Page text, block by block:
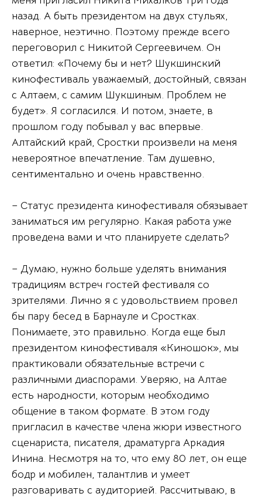
назад. А быть президентом на двух стульях,
наверное, неэтично. Поэтому прежде всего
переговорил с Никитой Сергеевичем. Он
ответил: «Почему бы и нет? Шукшинский
кинофестиваль уважаемый, достойный, связан
с Алтаем, с самим Шукшиным. Проблем не
будет». Я согласился. И потом, знаете, в
прошлом году побывал у вас впервые.
Алтайский край, Сростки произвели на меня
невероятное впечатление. Там душевно,
сентиментально и очень нравственно.
– Статус президента кинофестиваля обязывает
заниматься им регулярно. Какая работа уже
проведена вами и что планируете сделать?
– Думаю, нужно больше уделять внимания
традициям встреч гостей фестиваля со
зрителями. Лично я с удовольствием провел
бы пару бесед в Барнауле и Сростках.
Понимаете, это правильно. Когда еще был
президентом кинофестиваля «Киношок», мы
практиковали обязательные встречи с
различными диаспорами. Уверяю, на Алтае
есть народности, которым необходимо
общение в таком формате. В этом году
пригласил в качестве члена жюри известного
сценариста, писателя, драматурга Аркадия
Инина. Несмотря на то, что ему 80 лет, он еще
бодр и мобилен, талантлив и умеет
разговаривать с аудиторией. Рассчитываю, в